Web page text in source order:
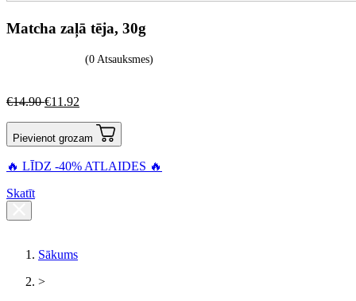
Matcha zaļā tēja, 30g
(0 Atsauksmes)
€14.90 €11.92
Pievienot grozam
🔥 LĪDZ -40% ATLAIDES 🔥
Skatīt
Sākums
>